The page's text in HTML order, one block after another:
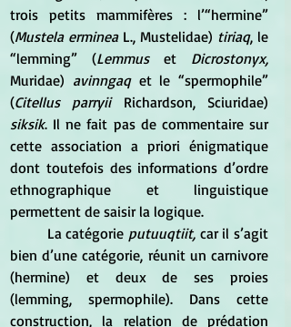
trois petits mammifères : l’“hermine”
(Mustela erminea L., Mustelidae) tiriaq, le
“lemming” (Lemmus et Dicrostonyx,
Muridae) avinngaq et le “spermophile”
(Citellus parryii
siksik. Il ne fait pas de commentaire sur
cette association a priori énigmatique
dont toutefois des informations d’ordre
ethnographique et linguistique
permettent de saisir la logique.
	La catégorie
putuuqtiit, car il s’agit
bien d’une catégorie, réunit un carnivore
(hermine) et deux de ses proies
(lemming, spermophile). Dans cette
construction, la relation de prédation